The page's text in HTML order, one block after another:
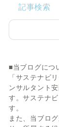
記事検索
■当ブログにつ
「サステナビ
ンサルタント
す。サステナ
す。
また、当ブロ